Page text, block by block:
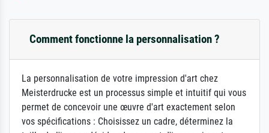
Comment fonctionne la personnalisation ?
La personnalisation de votre impression d'art chez
Meisterdrucke est un processus simple et intuitif qui vous
permet de concevoir une œuvre d'art exactement selon
vos spécifications : Choisissez un cadre, déterminez la